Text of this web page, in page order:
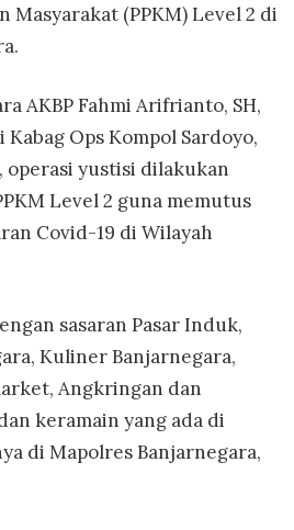
Masyarakat (PPKM) Level 2 di
AKBP Fahmi Arifrianto, SH,
Kabag Ops Kompol Sardoyo,
operasi yustisi dilakukan
Level 2 guna memutus
Covid-19 di Wilayah
sasaran Pasar Induk,
Kuliner Banjarnegara,
Angkringan dan
keramain yang ada di
di Mapolres Banjarnegara,